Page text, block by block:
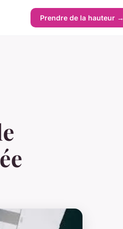
Prendre de la hauteur →